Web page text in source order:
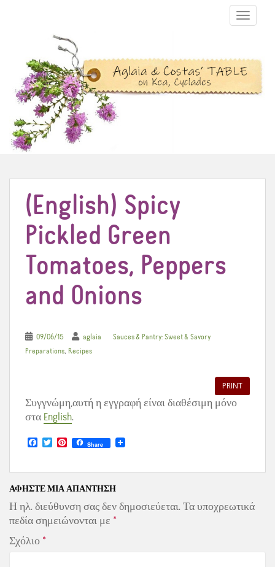
TOGGLE
(English) Spicy
Pickled Green
Tomatoes, Peppers
and Onions
09/06/15 aglaia
Sauces & Pantry: Sweet & Savory
Preparations, Recipes
PRINT
Συγγνώμη,αυτή η εγγραφή είναι διαθέσιμη μόνο
στα English.
a
e
o
o
k
T
w
t
e
r
P
t
r
s
t
Share
ΑΦΉΣΤΕ ΜΙΑ ΑΠΆΝΤΗΣΗ
Η ηλ. διεύθυνση σας δεν δημοσιεύεται. Τα υποχρεωτικά
πεδία σημειώνονται με *
Σχόλιο *